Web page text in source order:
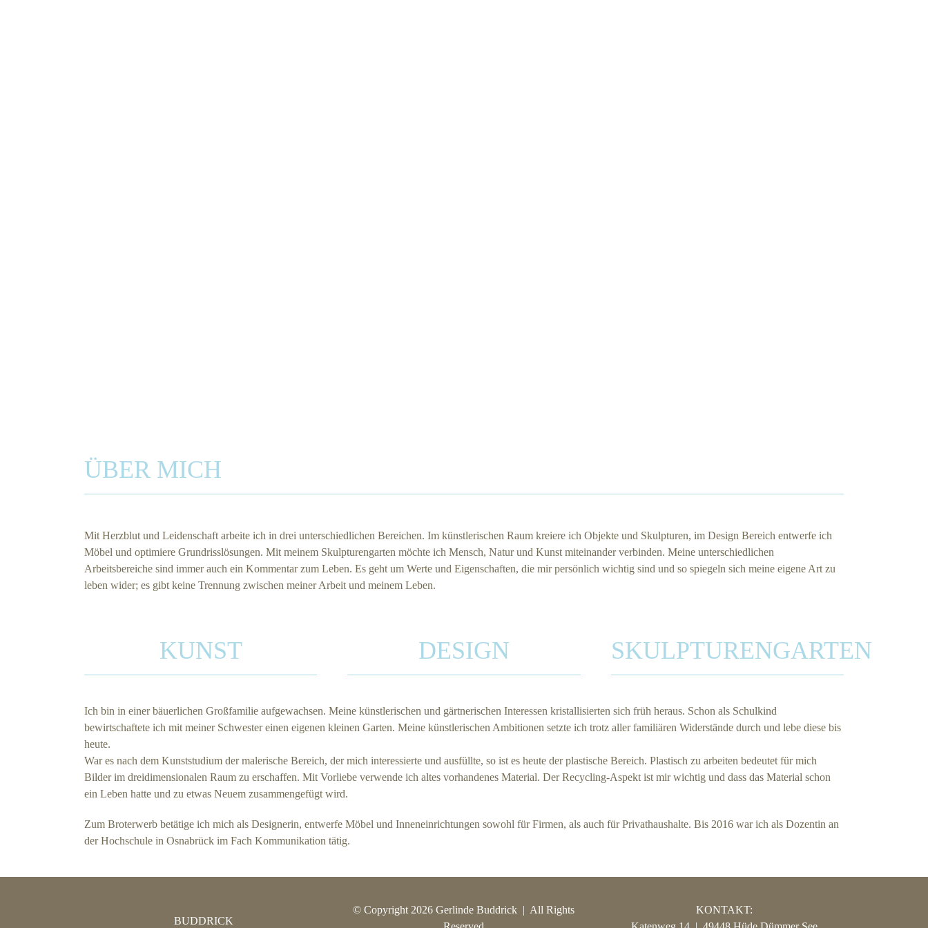
ÜBER MICH
Mit Herzblut und Leidenschaft arbeite ich in drei unterschiedlichen Bereichen. Im künstlerischen Raum kreiere ich Objekte und Skulpturen, im Design Bereich entwerfe ich
Möbel und optimiere Grundrisslösungen. Mit meinem Skulpturengarten möchte ich Mensch, Natur und Kunst miteinander verbinden. Meine unterschiedlichen
Arbeitsbereiche sind immer auch ein Kommentar zum Leben. Es geht um Werte und Eigenschaften, die mir persönlich wichtig sind und so spiegeln sich meine eigene Art zu
leben wider; es gibt keine Trennung zwischen meiner Arbeit und meinem Leben.
KUNST DESIGN SKULPTURENGARTEN
Ich bin in einer bäuerlichen Großfamilie aufgewachsen. Meine künstlerischen und gärtnerischen Interessen kristallisierten sich früh heraus. Schon als Schulkind
bewirtschaftete ich mit meiner Schwester einen eigenen kleinen Garten. Meine künstlerischen Ambitionen setzte ich trotz aller familiären Widerstände durch und lebe diese bis
heute.
War es nach dem Kunststudium der malerische Bereich, der mich interessierte und ausfüllte, so ist es heute der plastische Bereich. Plastisch zu arbeiten bedeutet für mich
Bilder im dreidimensionalen Raum zu erschaffen. Mit Vorliebe verwende ich altes vorhandenes Material. Der Recycling-Aspekt ist mir wichtig und dass das Material schon
ein Leben hatte und zu etwas Neuem zusammengefügt wird.
Zum Broterwerb betätige ich mich als Designerin, entwerfe Möbel und Inneneinrichtungen sowohl für Firmen, als auch für Privathaushalte. Bis 2016 war ich als Dozentin an
der Hochschule in Osnabrück im Fach Kommunikation tätig.
BUDDRICK
© Copyright 2026 Gerlinde Buddrick | All Rights
KONTAKT: